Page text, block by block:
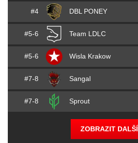
Michałsnatchie Rudzki
Karolrallen Rodowicz
Eryk leman Koceba
Pawełinnocent Mocek
WiktormynioKruk
KacperKylarWalukiewicz
Piotrblacktear5Kasiński
SenerSENER1Mahmuti
Gencgxx- Kolgeci
FlatronjuanflatrooHalimi
DionissinnopsyyBudeci
Rigon rigoNGashi
#4 DBL PONEY
Aurélien afroDrapier
ThomasDjokoPavoni
LucasLuckyChastang
Alexandre bodyyPianaro
Ex3rciceBulinge
#5-6 Team LDLC
Christophe SIXERXia
Lambert LambertPrigent
Ali hAdji Haïnouss
Canda
#5-6 Wisla Krakow
Grzegorz SZPERO
Grzegorz jedqrJędras
GoofyGorski
#7-8 Sangal
EnginMAJ3RKüpeli
Karahoca
#7-8 Sprout
ZOBRAZIT DALŠÍ